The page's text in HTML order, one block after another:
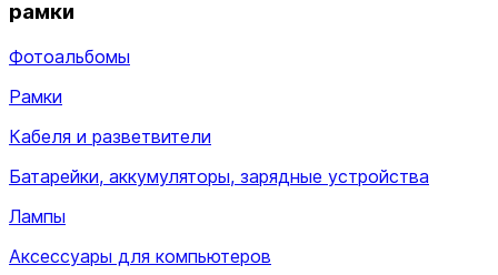
рамки
Фотоальбомы
Рамки
Кабеля и разветвители
Батарейки, аккумуляторы, зарядные устройства
Лампы
Аксессуары для компьютеров